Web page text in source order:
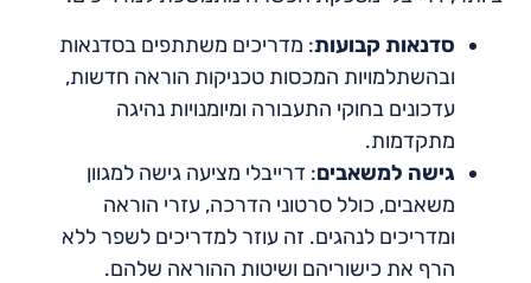
סדנאות קבועות: מדריכים משתתפים בסדנאות
ובהשתלמויות המכסות טכניקות הוראה חדשות,
עדכונים בחוקי התעבורה ומיומנויות נהיגה
מתקדמות.
גישה למשאבים: דרייבלי מציעה גישה למגוון
משאבים, כולל סרטוני הדרכה, עזרי הוראה
ומדריכים לנהגים. זה עוזר למדריכים לשפר ללא
הרף את כישוריהם ושיטות ההוראה שלהם.